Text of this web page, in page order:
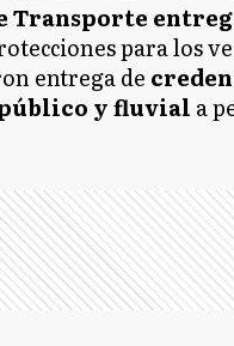
Transporte
para los
entrega de
y fluvial a